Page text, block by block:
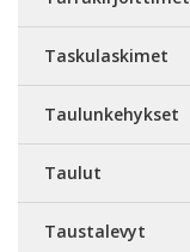
Taskulaskimet
Taulunkehykset
Taulut
Taustalevyt